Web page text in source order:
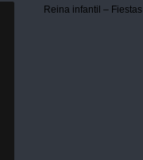
Reina infantil –